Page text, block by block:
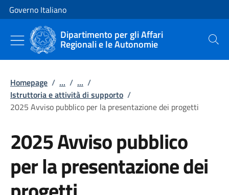
Vai al contenuto
Vai alla navigazione del sito
Governo Italiano
Dipartimento per gli Affari
Regionali e le Autonomie Cerca
Homepage / ... / ... /
Istruttoria e attività di supporto /
2025 Avviso pubblico per la presentazione dei progetti
2025 Avviso pubblico
per la presentazione dei